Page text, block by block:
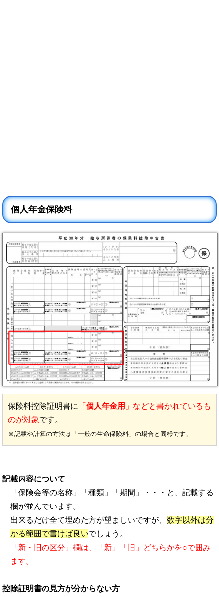
個人年金保険料
保険料控除証明書に 「 個人年金用 」などと書かれているも
のが対象です。
※記載や計算の方法は「一般の生命保険料」の場合と同様です。
記載内容について
「保険会等の名称」「種類」「期間」・・・と、記載する
欄が並んでいます。
出来るだけ全て埋めた方が望ましいですが、 数字以外は分
かる範囲で書けば良いでしょう。
「新・旧の区分」欄は、「新」「旧」どちらかを○で囲み
ます。
控除証明書の見方が分からない方